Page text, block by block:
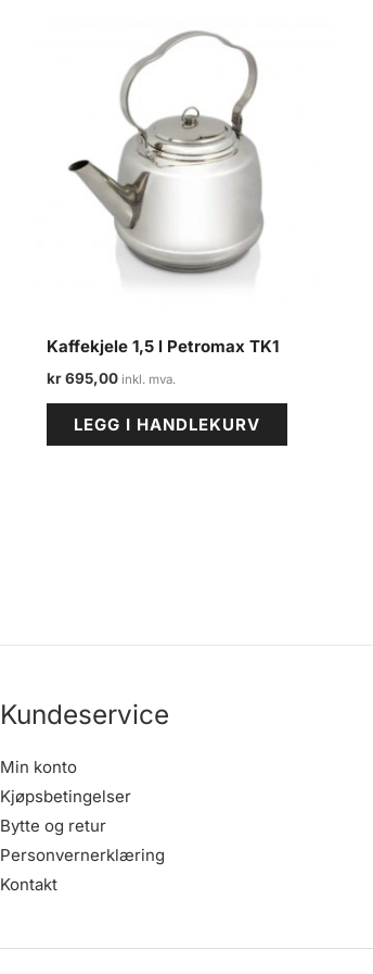
Kaffekjele 1,5 l Petromax TK1
kr695,00
LEGG I HANDLEKURV
Kundeservice
Min konto
Kjøpsbetingelser
Bytte og retur
Personvernerklæring
Kontakt